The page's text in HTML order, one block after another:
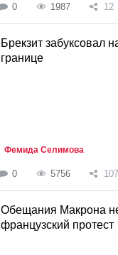
0 1987 12
Брекзит забуксовал
границе
Фемида Селимова
0 5756 107
Обещания Макрона
французский протест